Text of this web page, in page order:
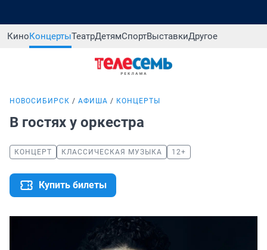
КиноКонцертыТеатрДетямСпортВыставкиДругое
НОВОСИБИРСК АФИША КОНЦЕРТЫ
В гостях у оркестра
КОНЦЕРТ КЛАССИЧЕСКАЯ МУЗЫКА 12+
Купить билеты